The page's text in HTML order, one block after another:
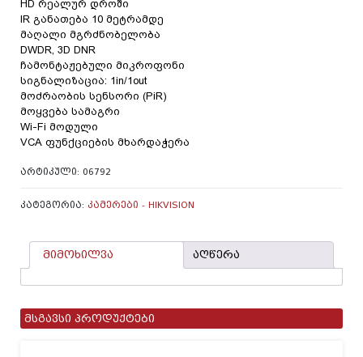
HD რეალურ დროში
IR განათება 10 მეტრამდე
მაღალი მგრძნობელობა
DWDR, 3D DNR
ჩამონტაჟებული მიკროფონი
სიგნალიზაცია: 1in/1out
მოძრაობის სენსორი (PiR)
მოყვება სამაგრი
Wi-Fi მოდული
VCA ფუნქციების მხარდაჭერა
ᲐᲠᲢᲘᲙᲣᲚᲘ: 06792
ᲙᲐᲢᲔᲒᲝᲠᲘᲐ: ᲙᲐᲛᲔᲠᲔᲑᲘ - HIKVISION
მიმოხილვა აღწერა
მსგავსი პროდუქტები